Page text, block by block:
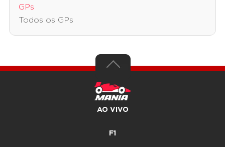
GPs
Todos os GPs
AO VIVO
F1